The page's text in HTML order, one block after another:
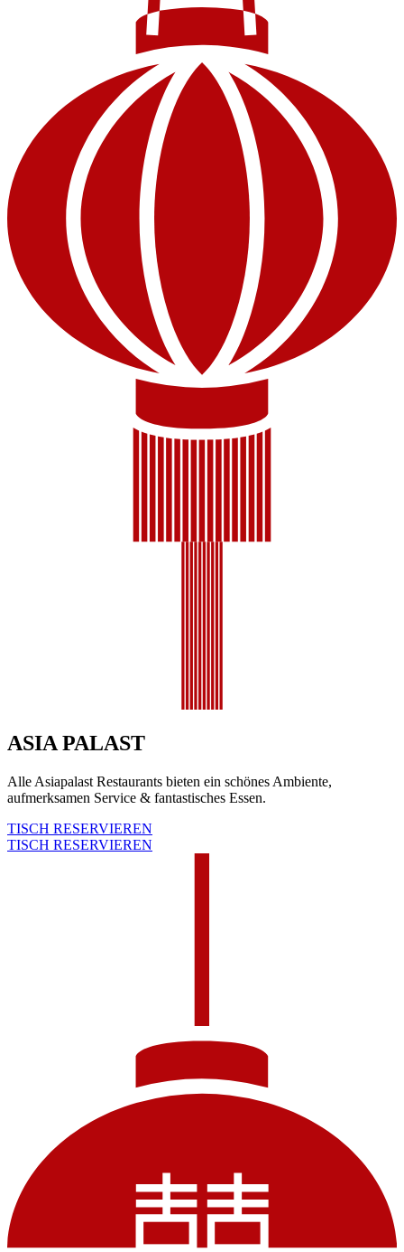
ASIA PALAST
Alle Asiapalast Restaurants bieten ein schönes Ambiente,
aufmerksamen Service & fantastisches Essen.
TISCH RESERVIEREN
TISCH RESERVIEREN